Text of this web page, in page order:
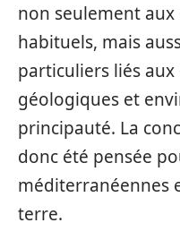
non seulement
habituels, mais
particuliers liés
géologiques et
principauté. La
donc été pensée
méditerranéennes
terre.